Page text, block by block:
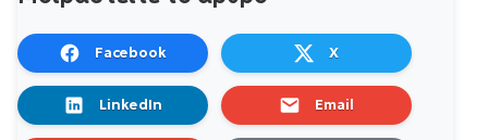
Facebook X
LinkedIn Email